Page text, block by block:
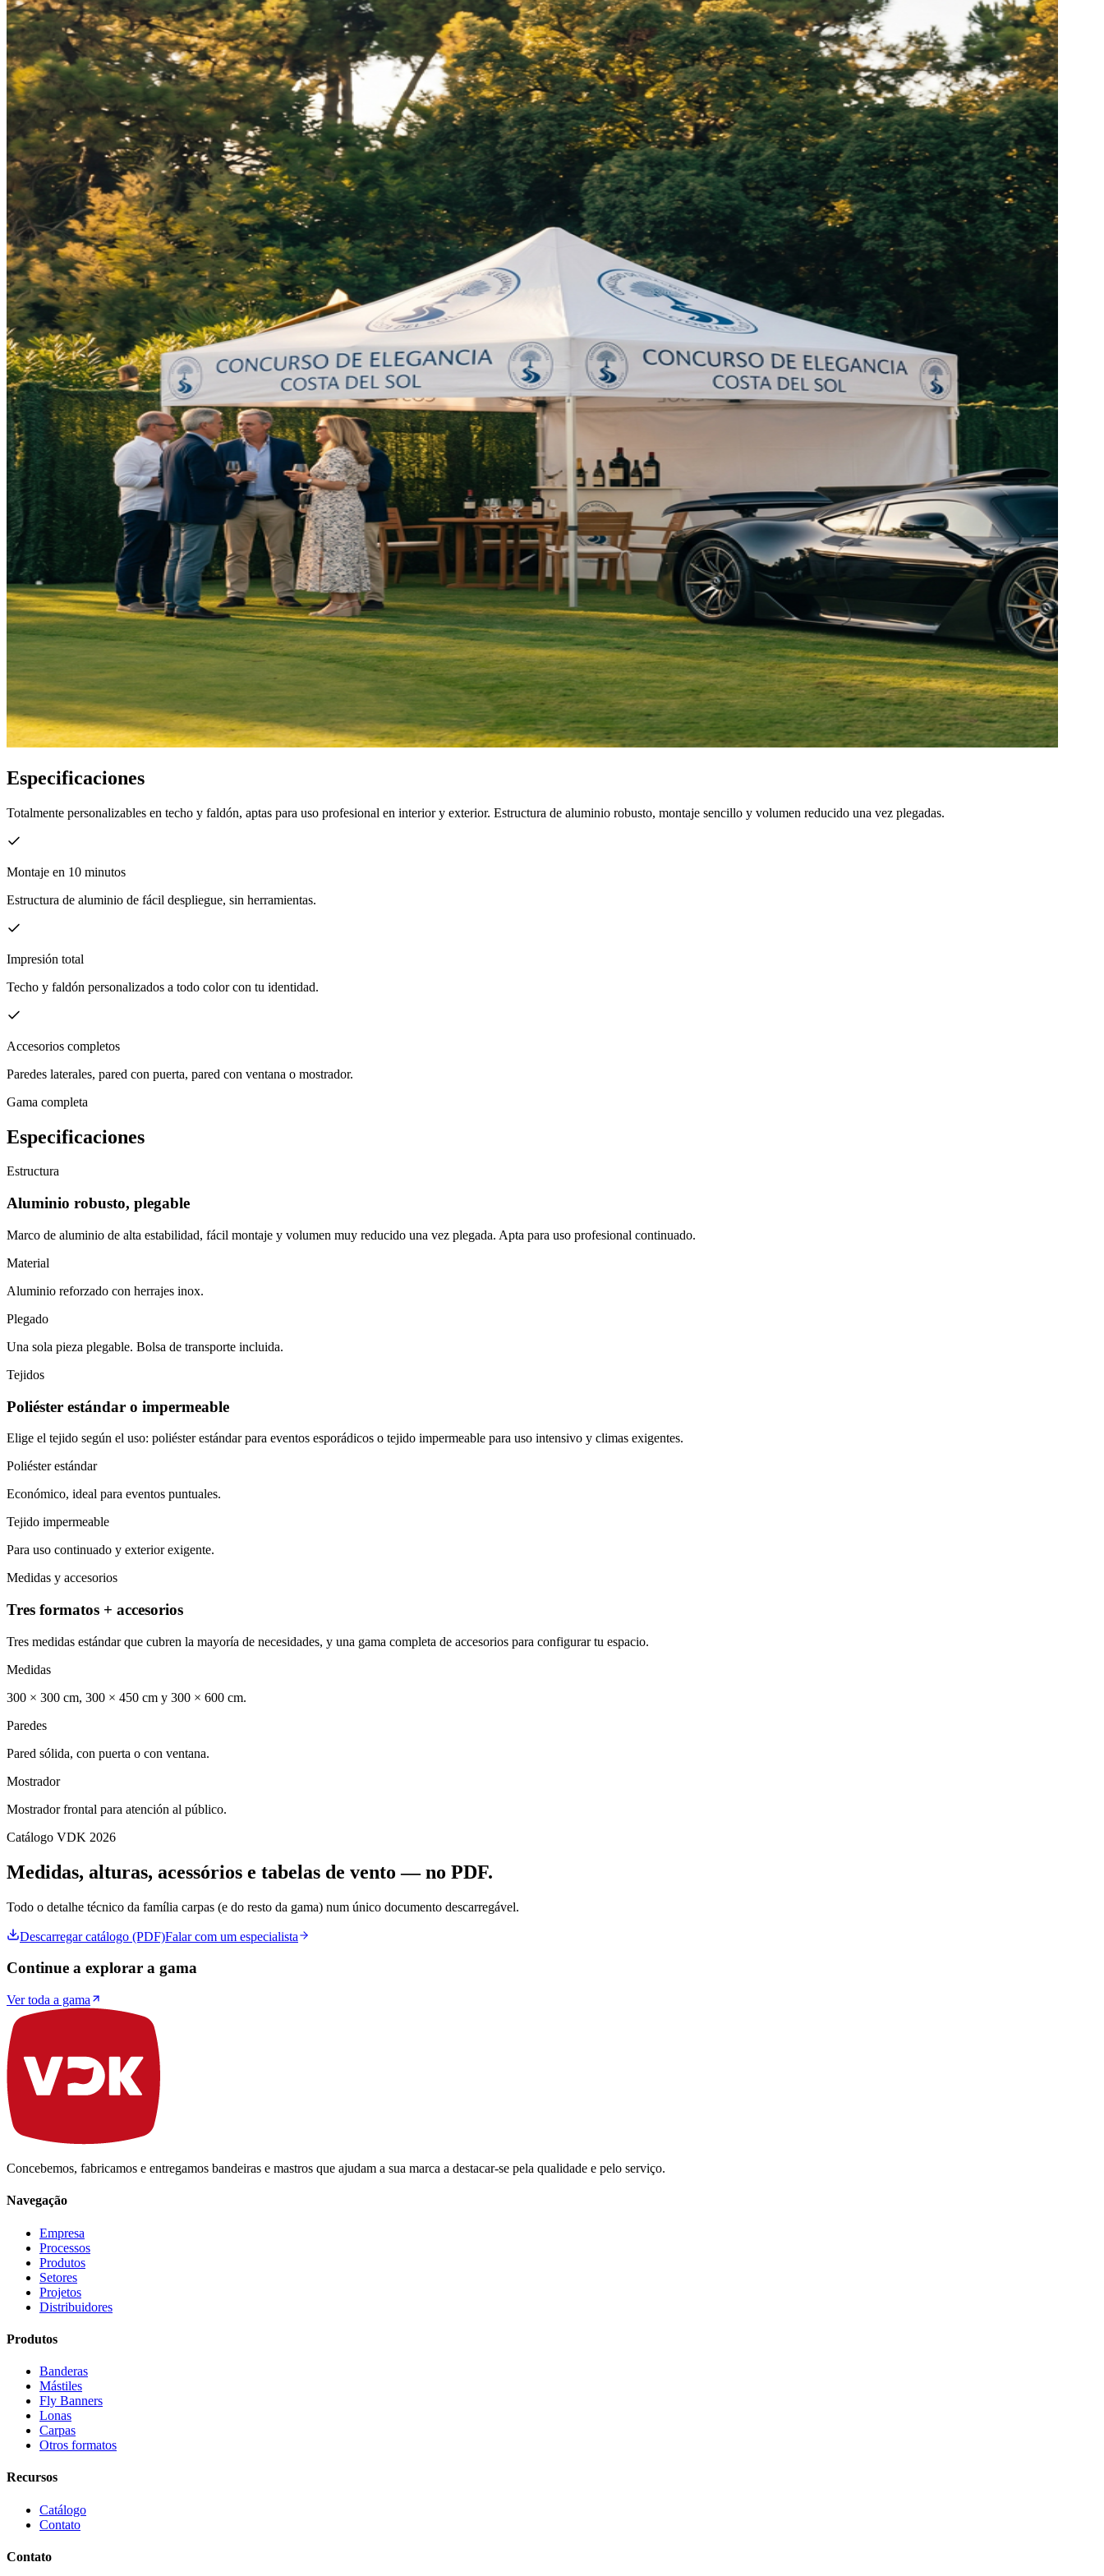
Especificaciones
Totalmente personalizables en techo y faldón, aptas para uso profesional en interior y exterior. Estructura de aluminio robusto, montaje sencillo y volumen reducido una vez plegadas.
Montaje en 10 minutos
Estructura de aluminio de fácil despliegue, sin herramientas.
Impresión total
Techo y faldón personalizados a todo color con tu identidad.
Accesorios completos
Paredes laterales, pared con puerta, pared con ventana o mostrador.
Gama completa
Especificaciones
Estructura
Aluminio robusto, plegable
Marco de aluminio de alta estabilidad, fácil montaje y volumen muy reducido una vez plegada. Apta para uso profesional continuado.
Material
Aluminio reforzado con herrajes inox.
Plegado
Una sola pieza plegable. Bolsa de transporte incluida.
Tejidos
Poliéster estándar o impermeable
Elige el tejido según el uso: poliéster estándar para eventos esporádicos o tejido impermeable para uso intensivo y climas exigentes.
Poliéster estándar
Económico, ideal para eventos puntuales.
Tejido impermeable
Para uso continuado y exterior exigente.
Medidas y accesorios
Tres formatos + accesorios
Tres medidas estándar que cubren la mayoría de necesidades, y una gama completa de accesorios para configurar tu espacio.
Medidas
300 × 300 cm, 300 × 450 cm y 300 × 600 cm.
Paredes
Pared sólida, con puerta o con ventana.
Mostrador
Mostrador frontal para atención al público.
Catálogo VDK 2026
Medidas, alturas, acessórios e tabelas de vento — no PDF.
Todo o detalhe técnico da família carpas (e do resto da gama) num único documento descarregável.
Descarregar catálogo (PDF)Falar com um especialista
Continue a explorar a gama
Ver toda a gama
Concebemos, fabricamos e entregamos bandeiras e mastros que ajudam a sua marca a destacar-se pela qualidade e pelo serviço.
Navegação
Empresa
Processos
Produtos
Setores
Projetos
Distribuidores
Produtos
Banderas
Mástiles
Fly Banners
Lonas
Carpas
Otros formatos
Recursos
Catálogo
Contato
Contato